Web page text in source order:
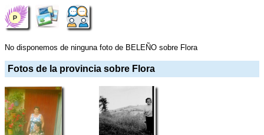
No disponemos de ninguna foto de BELEÑO sobre Flora
Fotos de la provincia sobre Flora